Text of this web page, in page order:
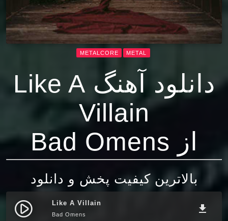
METAL
METALCORE
دانلود آهنگ Like A
Villain
از Bad Omens
بالاترین کیفیت پخش و دانلود
play_circle_filled Like A Villain
Bad Omens file_download